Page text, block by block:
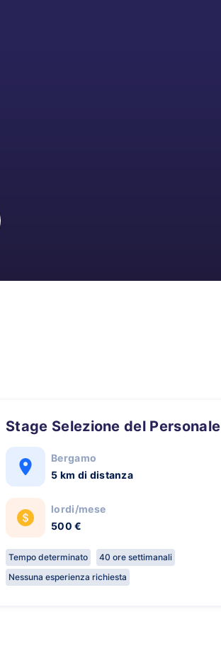
Stage Selezione del Personale
Bergamo
5 km di distanza
lordi/mese
500 €
Tempo determinato
40 ore settimanali
Nessuna esperienza richiesta